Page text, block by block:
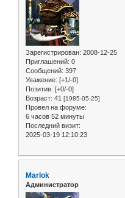
Зарегистрирован: 2008-12-25
Приглашений: 0
Сообщений: 397
Уважение: [+1/-0]
Позитив: [+0/-0]
Возраст: 41 [1985-05-25]
Провел на форуме:
6 часов 52 минуты
Последний визит:
2025-03-19 12:10:23
Marlok
Администратор